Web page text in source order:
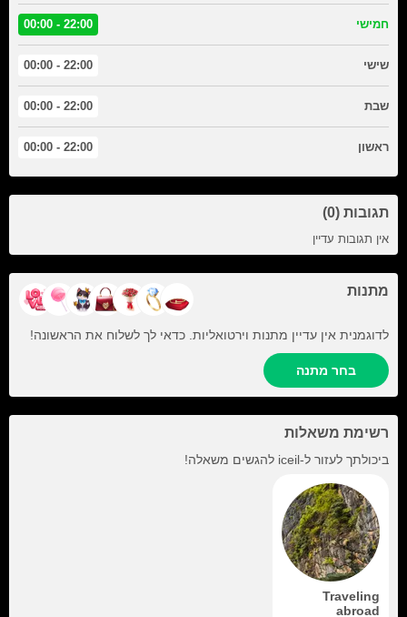
חמישי 22:00 - 00:00
שישי 22:00 - 00:00
שבת 22:00 - 00:00
ראשון 22:00 - 00:00
תגובות (0)
אין תגובות עדיין
מתנות
לדוגמנית אין עדיין מתנות וירטואליות. כדאי לך לשלוח את הראשונה!
בחר מתנה
רשימת משאלות
ביכולתך לעזור ל-iceil להגשים משאלה!
Traveling
abroad